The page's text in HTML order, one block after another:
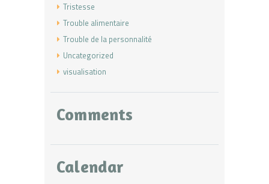
Tristesse
Trouble alimentaire
Trouble de la personnalité
Uncategorized
visualisation
Comments
Calendar